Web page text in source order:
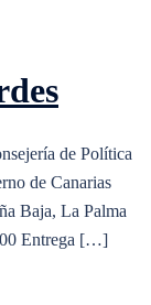
de Política
de Canarias
Baja, La Palma
Entrega […]